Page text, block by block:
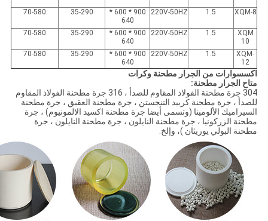
XQM-8
1.5
220V-50HZ
900 * 600 *
640
35-290
70-580
XQM
10
1.5
220V-50HZ
900 * 600 *
640
35-290
70-580
XQM-
12
1.5
220V-50HZ
900 * 600 *
640
35-290
70-580
اكسسوارات من الجرار مطحنة وكرات
متاح الجرار مطحنة:
304 جرة مطحنة الفولاذ المقاوم للصدأ ، 316 جرة مطحنة الفولاذ المقاوم
للصدأ ، جرة مطحنة كربيد التنجستن ، جرة مطحنة العقيق ، جرة مطحنة
السيراميك الألومينا (وتسمى أيضا جرة مطحنة اكسيد الالمونيوم) ، جرة
مطحنة الزركونيا ، جرة مطحنة النايلون ، جرة مطحنة النايلون ، جرة
مطحنة البولي يوريثان )، وإلخ.